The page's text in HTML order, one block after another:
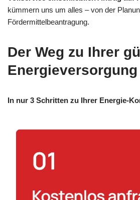
kümmern uns um alles – von der
Fördermittelbeantragung.
Der Weg zu Ihrer
Energieversorgung
In nur 3 Schritten zu Ihrer Energie-